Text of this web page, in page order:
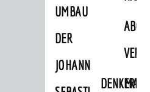
UMBAU
DER
JOHANN-